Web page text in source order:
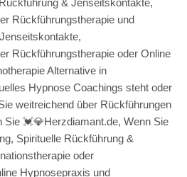
Rückführungstherapie und
Rückführungstherapie oder Online
Alternative in
Hypnose Coachings steht oder
weitreichend über Rückführungen
Sie 💓️💎Herzdiamant.de, Wenn Sie
Spirituelle Rückführung &
oder
Hypnosepraxis und